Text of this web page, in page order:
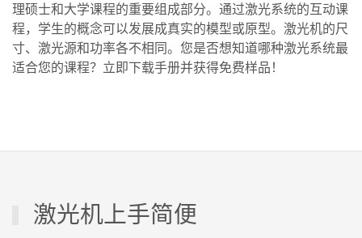
理硕士和大学课程的重要组成部分。通过激光系统的互动课
程，学生的概念可以发展成真实的模型或原型。激光机的尺
寸、激光源和功率各不相同。您是否想知道哪种激光系统最
适合您的课程？立即下载手册并获得免费样品！激光雕刻鼓槌
激光机上手简便